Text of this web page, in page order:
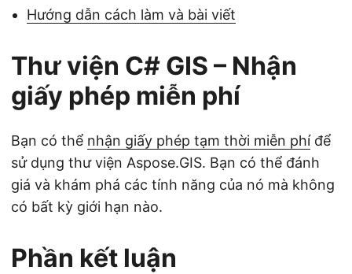
Hướng dẫn cách làm và bài viết
Thư viện C# GIS – Nhận
giấy phép miễn phí
Bạn có thể nhận giấy phép tạm thời miễn phíđể
sử dụng thư viện Aspose.GIS. Bạn có thể đánh
giá và khám phá các tính năng của nó mà không
có bất kỳ giới hạn nào.
Phần kết luận